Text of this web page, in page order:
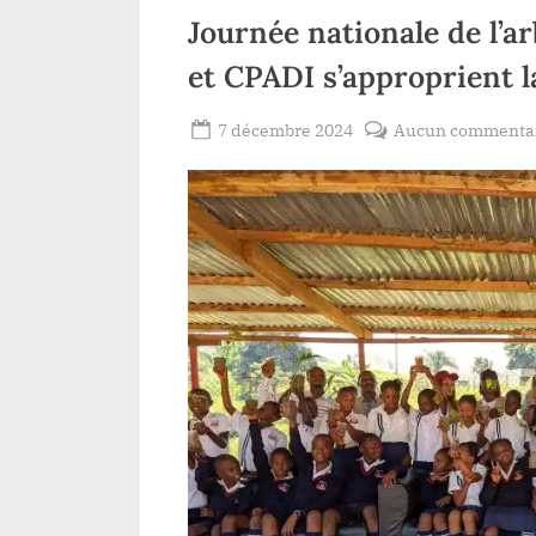
Journée nationale de
et CPADI
Posted
7 décembre 2024
ROMEO
Aucun